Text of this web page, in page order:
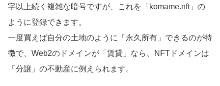
字以上続く複雑な暗号ですが、これを「komame.nft」の
ように登録できます。
一度買えば自分の土地のように「永久所有」できるのが特
徴で、Web2のドメインが「賃貸」なら、NFTドメインは
「分譲」の不動産に例えられます。